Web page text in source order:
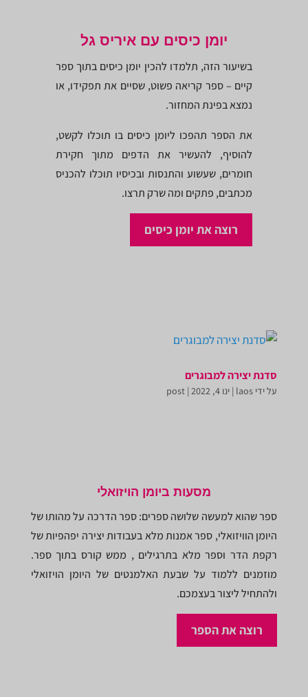
יומן כיסים עם איריס גל
בשיעור הזה, תלמדו להכין יומן כיסים בתוך ספר
קיים – ספר קריאה פשוט, שסיים את תפקידו, או
נמצא בפינת המחזור.
את הספר תהפכו ליומן כיסים בו תוכלו לקשט,
להוסיף, להעשיר את הדפים מתוך חקירת
חומרים, שעשוע והתנסות ובכיסיו תוכלו להכניס
מכתבים, פתקים ומה שרק תרצו.
רוצה את יומן כיסים
סדנת יצירה למבוגרים
על ידי laos
| ינו 4, 2022 |
post
מסעות ביומן הויזואלי
ספר שהוא למעשה שלושה ספרים: ספר הדרכה על מהותו של
היומן הוויזואלי, ספר אמנות מלא בעבודות יצירה יפהפיות של
רקפת הדר וספר מלא בתרגילים , ממש קורס בתוך ספר.
מוזמנים ללמוד על שבעת האלמנטים של היומן הויזואלי
ולהתחיל ליצור בעצמכם.
רוצה את הספר